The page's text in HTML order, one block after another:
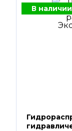
В наличии